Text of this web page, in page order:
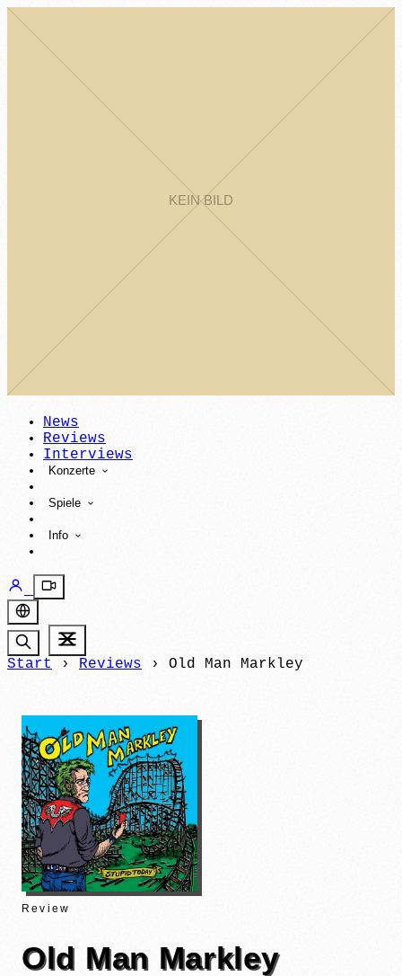
News
Reviews
Interviews
Konzerte
Spiele
Info
Start › Reviews › Old Man Markley
Review
Old Man Markley